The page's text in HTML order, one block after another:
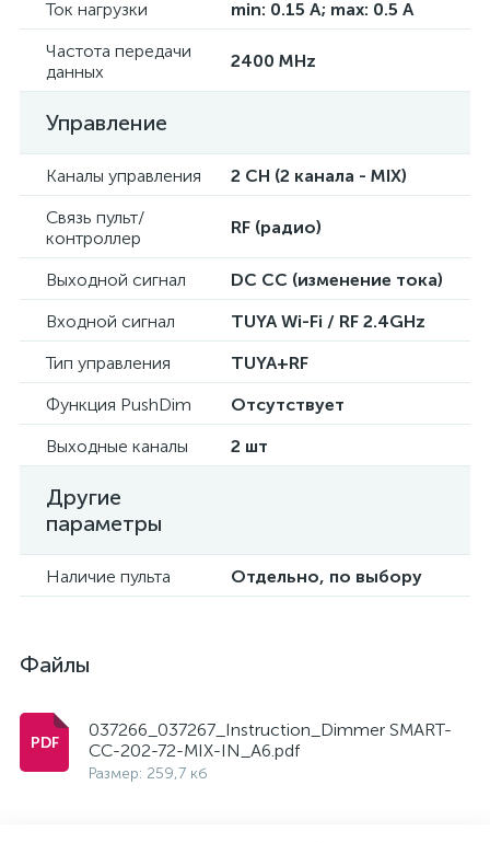
Ток нагрузки
min: 0.15 A; max: 0.5 A
Частота передачи
данных
2400 MHz
Управление
Каналы управления
2 CH (2 канала - MIX)
Связь пульт/
контроллер
RF (радио)
Выходной сигнал
DC CC (изменение тока)
Входной сигнал
TUYA Wi-Fi / RF 2.4GHz
Тип управления
TUYA+RF
Функция PushDim
Отсутствует
Выходные каналы
2 шт
Другие
параметры
Наличие пульта Отдельно, по выбору
Файлы
037266_037267_Instruction_Dimmer SMART-
CC-202-72-MIX-IN_A6.pdf
Размер: 259,7 кб